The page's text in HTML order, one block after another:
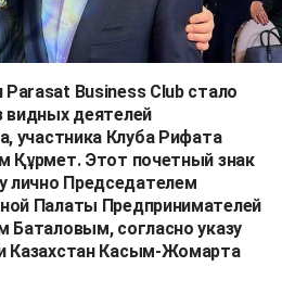
Business Club стало
видных деятелей
участника Клуба Рифата
Құрмет. Этот почетный знак
лично Председателем
Палаты Предпринимателей
Баталовым, согласно указу
Казахстан Касым-Жомарта